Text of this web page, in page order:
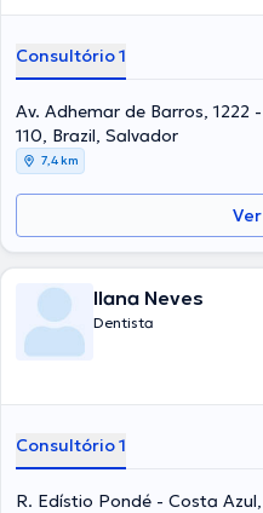
Consultório 1
Av. Adhemar de Barros,
110, Brazil, Salvador
7,4 km
Ilana Neves
Dentista
Consultório 1
R. Edístio Pondé - Costa